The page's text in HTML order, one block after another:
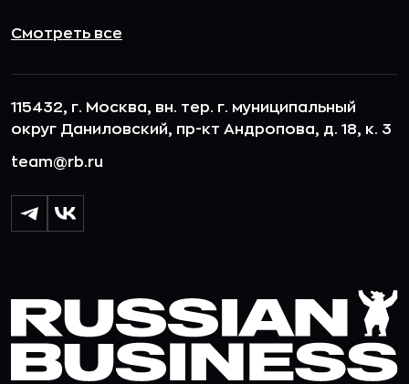
Смотреть все
115432, г. Москва, вн. тер. г. муниципальный
округ Даниловский, пр-кт Андропова, д. 18, к. 3
team@rb.ru